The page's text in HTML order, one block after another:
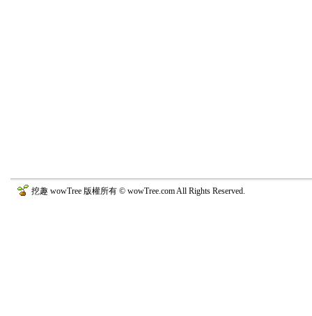
挖趣 wowTree 版權所有 © wowTree.com All Rights Reserved.